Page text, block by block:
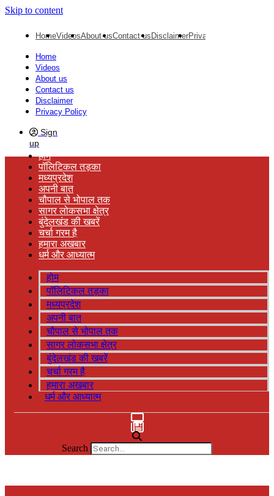
Skip to content
HomeVideosAbout usContact us DisclaimerPrivacy Policy
Home
Videos
About us
Contact us
Disclaimer
Privacy Policy
Sign
up
होम
पॉलिटिकल तड़का
मध्यप्रदेश
अपनी बात
चौपाल से भोपाल तक
सागर लोकसभा क्षेत्र
बुंदेलखंड की खबरें
चर्चा गरम है
हमारा अखबार
धर्म और आध्यात्म
होम
पॉलिटिकल तड़का
मध्यप्रदेश
अपनी बात
चौपाल से भोपाल तक
सागर लोकसभा क्षेत्र
बुंदेलखंड की खबरें
चर्चा गरम है
हमारा अखबार
धर्म और आध्यात्म
Search